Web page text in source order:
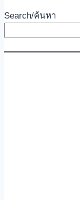
Search/ค้นหา